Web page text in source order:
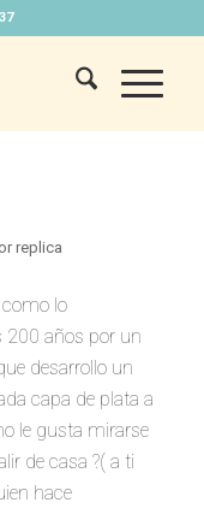
replica
lo
200 años por un
desarrollo un
capa de plata a
le gusta mirarse
de casa ?( a ti
hace